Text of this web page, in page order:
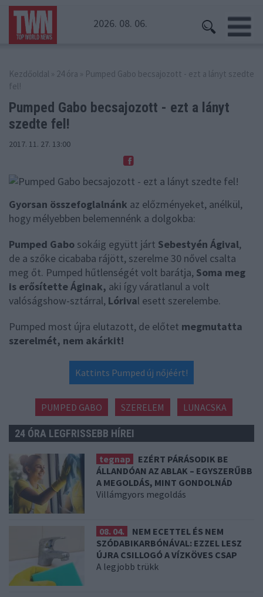
2026. 08. 06.
Kezdőoldal » 24 óra » Pumped Gabo becsajozott - ezt a lányt szedte
fel!
Pumped Gabo becsajozott - ezt a lányt
szedte fel!
2017. 11. 27. 13:00
Gyorsan összefoglalnánk az előzményeket, anélkül,
hogy mélyebben belemennénk a dolgokba:
Pumped Gabo sokáig együtt járt Sebestyén Ágival,
de a szőke cicababa rájött, szerelme 30 nővel csalta
meg őt. Pumped hűtlenségét volt barátja, Soma meg
is erősítette Áginak, aki így váratlanul a volt
valóságshow-sztárral, Lórival esett szerelembe.
Pumped most újra elutazott, de előtet megmutatta
szerelmét, nem akárkit!
Kattints Pumped új nőjéért!
PUMPED GABO SZERELEM LUNACSKA
24 ÓRA LEGFRISSEBB HÍREI
tegnap
EZÉRT PÁRÁSODIK BE
ÁLLANDÓAN AZ ABLAK – EGYSZERŰBB
A MEGOLDÁS, MINT GONDOLNÁD
Villámgyors megoldás
08. 04.
NEM ECETTEL ÉS NEM
SZÓDABIKARBÓNÁVAL: EZZEL LESZ
ÚJRA CSILLOGÓ A VÍZKÖVES CSAP
A legjobb trükk